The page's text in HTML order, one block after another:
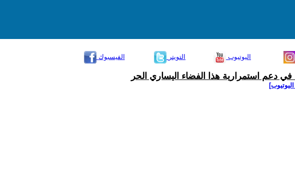
الفيسبوك
التويتر اليوتيوب
في دعم استمرارية هذا الفضاء اليساري الحر